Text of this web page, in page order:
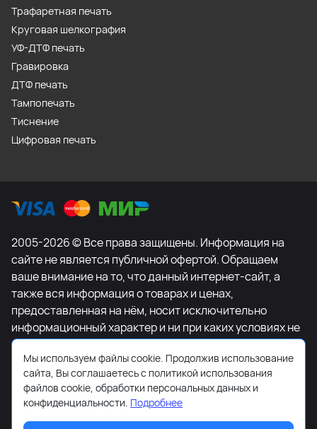
Трафаретная печать
Круговая шелкография
УФ-ДТФ печать
Гравировка
ДТФ печать
Тампопечать
Тиснение
Цифровая печать
2005-2026 © Все права защищены. Информация на
сайте не является публичной офертой. Обращаем
ваше внимание на то, что данный интернет-сайт, а
также вся информация о товарах и ценах,
предоставленная на нём, носит исключительно
информационный характер и ни при каких условиях не
является публичной офертой, определяемой
положениями Статьи 437 Гражданского кодекса
Российской Федерации. Для получения подробной
информации о наличии и стоимости указанных
товаров и (или) услуг, пожалуйста, обращайтесь к
Мы используем файлы cookie. Продолжив использование
сайта, Вы соглашаетесь с политикой использования
файлов cookie, обработки персональных данных и
конфиденциальности. Подробнее